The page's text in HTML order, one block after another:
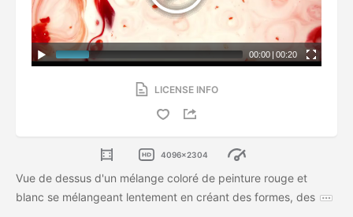
00:00 | 00:20
LICENSE INFO
4096x2304
Vue de dessus d'un mélange coloré de peinture rouge et
blanc se mélangeant lentement en créant des formes, des